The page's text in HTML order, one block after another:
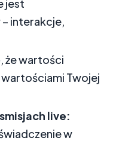
jest
interakcje,
że wartości
Twojej
live:
w